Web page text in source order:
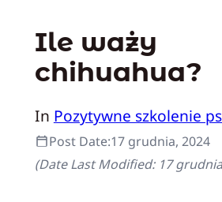
Ile waży
chihuahua?
In Pozytywne szkolenie
Post Date:17 grudnia, 2024
(Date Last Modified: 17